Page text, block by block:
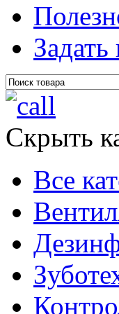
Скрыть
Все